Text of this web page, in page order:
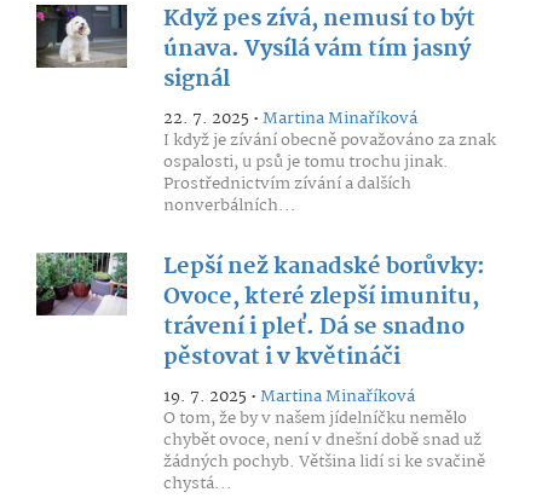
Když pes zívá, nemusí to být
únava. Vysílá vám tím jasný
signál
22. 7. 2025 •Martina Minaříková
I když je zívání obecně považováno za znak
ospalosti, u psů je tomu trochu jinak.
Prostřednictvím zívání a dalších
nonverbálních...
Lepší než kanadské borůvky:
Ovoce, které zlepší imunitu,
trávení i pleť. Dá se snadno
pěstovat i v květináči
19. 7. 2025 •Martina Minaříková
O tom, že by v našem jídelníčku nemělo
chybět ovoce, není v dnešní době snad už
žádných pochyb. Většina lidí si ke svačině
chystá...